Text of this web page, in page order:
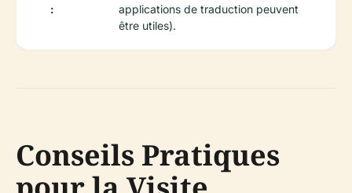
:
applications de traduction peuvent
être utiles).
Conseils Pratiques